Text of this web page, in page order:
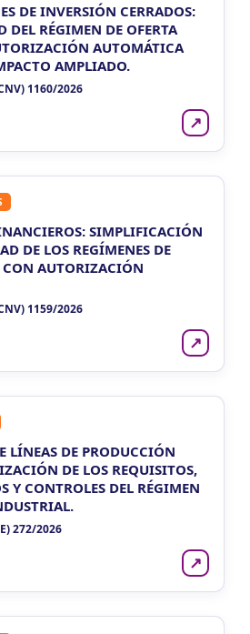
DE INVERSIÓN CERRADOS:
DEL RÉGIMEN DE OFERTA
AUTOMÁTICA
AMPLIADO.
1160/2026
↗
SIMPLIFICACIÓN
DE LOS REGÍMENES DE
CON AUTORIZACIÓN
1159/2026
↗
LÍNEAS DE PRODUCCIÓN
DE LOS REQUISITOS,
Y CONTROLES DEL RÉGIMEN
272/2026
↗